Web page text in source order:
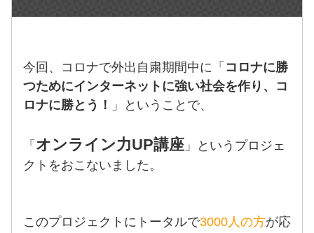
今回、コロナで外出自粛期間中に「 コロナに勝
つためにインターネットに強い社会を作り、コ
ロナに勝とう！
」ということで、
「 オンライン力UP講座 」というプロジェ
クトをおこないました。
このプロジェクトにトータルで3000人の方が応